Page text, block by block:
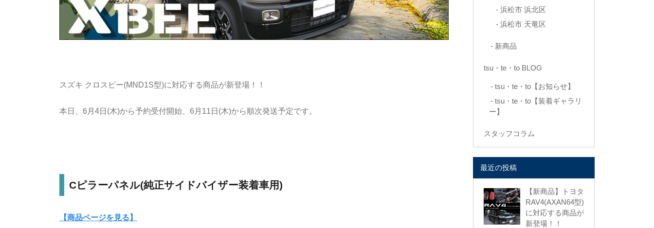
スズキ クロスビー(MND1S型)に対応する商品が新登場！！
本日、6月4日(木)から予約受付開始、6月11日(木)から順次発送予定です。
Cピラーパネル(純正サイドバイザー装着車用)
【商品ページを見る】
浜松市 浜北区
浜松市 天竜区
新商品
tsu・te・to BLOG
tsu・te・to【お知らせ】
tsu・te・to【装着ギャラリ
ー】
スタッフコラム
最近の投稿
【新商品】トヨタ
RAV4(AXAN64型)
に対応する商品が
新登場！！